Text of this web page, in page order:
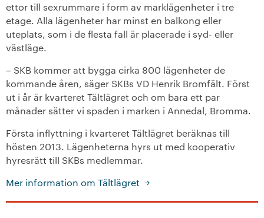
ettor till sexrummare i form av marklägenheter i tre
etage. Alla lägenheter har minst en balkong eller
uteplats, som i de flesta fall är placerade i syd- eller
västläge.
– SKB kommer att bygga cirka 800 lägenheter de
kommande åren, säger SKBs VD Henrik Bromfält. Först
ut i år är kvarteret Tältlägret och om bara ett par
månader sätter vi spaden i marken i Annedal, Bromma.
Första inflyttning i kvarteret Tältlägret beräknas till
hösten 2013. Lägenheterna hyrs ut med kooperativ
hyresrätt till SKBs medlemmar.
Mer information om Tältlägret